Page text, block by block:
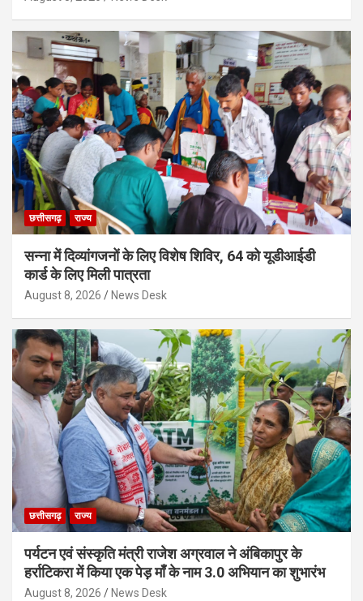
छत्तीसगढ़ राज्य
सन्ना में दिव्यांगजनों के लिए विशेष शिविर, 64 को यूडीआईडी
कार्ड के लिए मिली पात्रता
August 8, 2026 News Desk
छत्तीसगढ़ राज्य
पर्यटन एवं संस्कृति मंत्री राजेश अग्रवाल ने अंबिकापुर के
हर्राटिकरा में किया एक पेड़ माँ के नाम 3.0 अभियान का शुभारंभ
August 8, 2026 News Desk